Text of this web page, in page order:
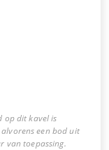
op dit kavel is
een bod uit
van toepassing.